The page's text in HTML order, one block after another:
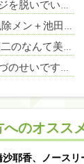
【櫻坂46】田村保乃だけジャージを脱いでいた理由
乃木坂39th全国ミーグリ1次で免除メン＋池田・一ノ瀬・井上・川﨑・菅原・中西が全完売
乃木坂46 池田瑛紗出演「小峠英二のなんて美だ！」テーマ：徳川家康【2025.8.5 24:00〜 TOKYO MX】
【櫻坂46】ハリソン守屋「ゆーづのせいです」【ラヴィット!】
【日向坂46】この月、何かあるのか！？『お願いバッハ！』ミーグリ日程がこちら
のオスス
沙耶香、ノース